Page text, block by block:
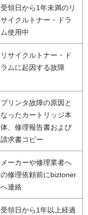
受領日から1年未満のリ
サイクルトナー・ドラ
ム使用中
リサイクルトナー・ド
ラムに起因する故障
プリンタ故障の原因と
なったカートリッジ本
体、修理報告書および
請求書コピー
メーカーや修理業者へ
の修理依頼前にbiztoner
へ連絡
受領日から1年以上経過